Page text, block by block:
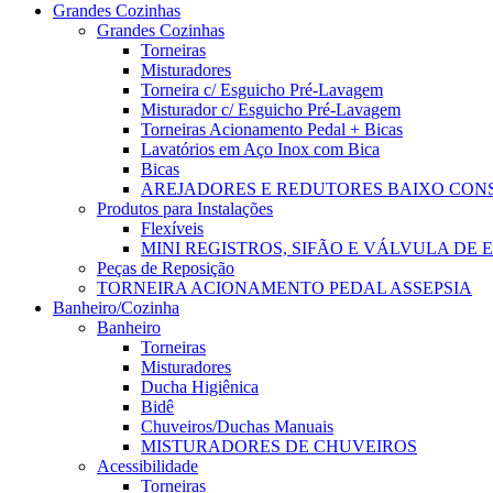
Grandes Cozinhas
Grandes Cozinhas
Torneiras
Misturadores
Torneira c/ Esguicho Pré-Lavagem
Misturador c/ Esguicho Pré-Lavagem
Torneiras Acionamento Pedal + Bicas
Lavatórios em Aço Inox com Bica
Bicas
AREJADORES E REDUTORES BAIXO
Produtos para Instalações
Flexíveis
MINI REGISTROS, SIFÃO E VÁLVULA DE
Peças de Reposição
TORNEIRA ACIONAMENTO PEDAL ASSEPSIA
Banheiro/Cozinha
Banheiro
Torneiras
Misturadores
Ducha Higiênica
Bidê
Chuveiros/Duchas Manuais
MISTURADORES DE CHUVEIROS
Acessibilidade
Torneiras